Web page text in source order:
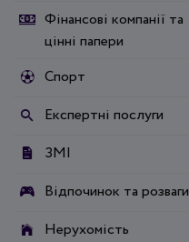
Фінансові компанії та
цінні папери
Спорт
Експертні послуги
ЗМІ
Відпочинок та розваги
Нерухомість